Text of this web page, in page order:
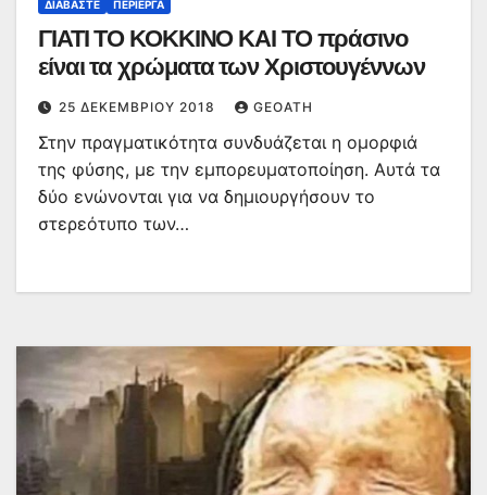
ΔΙΑΒΆΣΤΕ ΠΕΡΊΕΡΓΑ
ΓΙΑΤΙ ΤΟ ΚΟΚΚΙΝΟ ΚΑΙ ΤΟ πράσινο
είναι τα χρώματα των Χριστουγέννων
25 ΔΕΚΕΜΒΡΊΟΥ 2018 GEOATH
Στην πραγματικότητα συνδυάζεται η ομορφιά
της φύσης, με την εμπορευματοποίηση. Αυτά τα
δύο ενώνονται για να δημιουργήσουν το
στερεότυπο των…